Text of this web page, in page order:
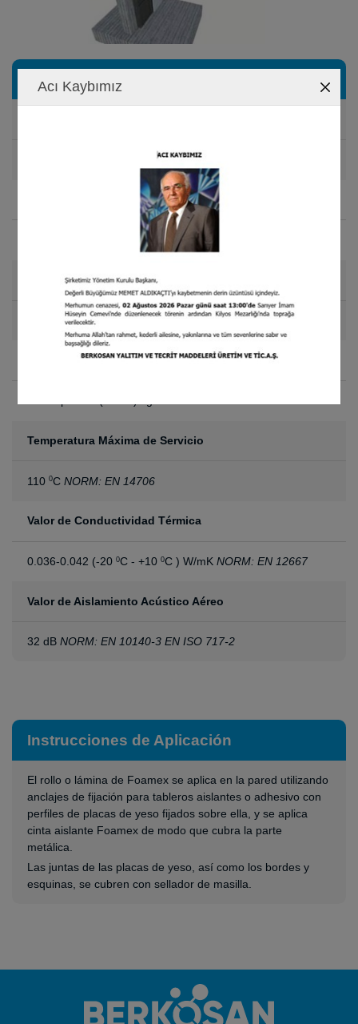
Especificaciones Técnicas
NORM: EN 1602
NORM: EN 823
Tamaño del Rollo
1.60 x 30 m
Absorción de Agua(en 28 días)
Temperatura Máxima de Servicio
1100CNORM: EN 14706
Valor de Conductividad Térmica
0.036-0.042 (-200C - +100C ) W/mKNORM: EN 12667
Valor de Aislamiento Acústico Aéreo
32 dBNORM: EN 10140-3 EN ISO 717-2
Instrucciones de Aplicación
El rollo o lámina de Foamex se aplica en la pared utilizando
anclajes de fijación para tableros aislantes o adhesivo con
perfiles de placas de yeso fijados sobre ella, y se aplica
cinta aislante Foamex de modo que cubra la parte
metálica.
Las juntas de las placas de yeso, así como los bordes y
esquinas, se cubren con sellador de masilla.
Acı Kaybımız